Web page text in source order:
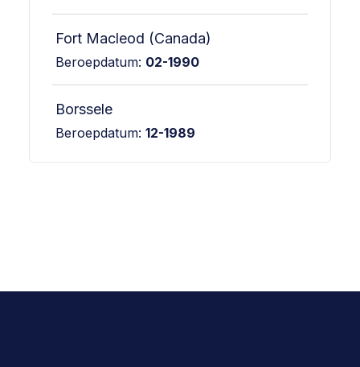
Fort Macleod (Canada)
Beroepdatum: 02-1990
Borssele
Beroepdatum: 12-1989